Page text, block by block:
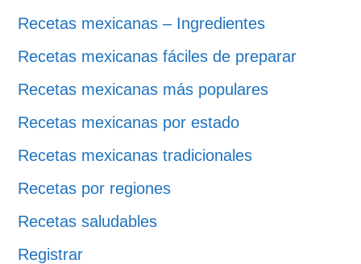
Recetas mexicanas – Ingredientes
Recetas mexicanas fáciles de preparar
Recetas mexicanas más populares
Recetas mexicanas por estado
Recetas mexicanas tradicionales
Recetas por regiones
Recetas saludables
Registrar